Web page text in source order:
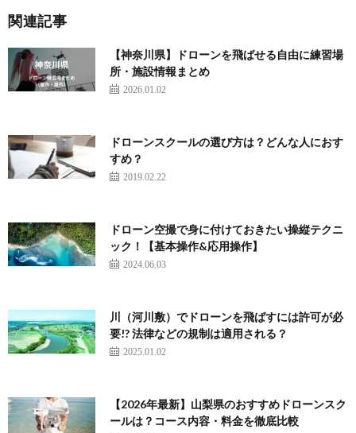
関連記事
【神奈川県】ドローンを飛ばせる自由に練習場
所・施設情報まとめ
2026.01.02
ドローンスクールの選び方は？どんな人におす
すめ？
2019.02.22
ドローン空撮で身に付けておきたい操縦テクニ
ック！【基本操作&応用操作】
2024.06.03
川（河川敷）でドローンを飛ばすには許可が必
要!? 法律などの規制は適用される？
2025.01.02
【2026年最新】山梨県のおすすめドローンスク
ールは？コース内容・料金を徹底比較